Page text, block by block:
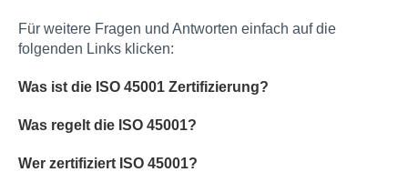
Für weitere Fragen und Antworten einfach auf die
folgenden Links klicken:
Was ist die ISO 45001 Zertifizierung?
Was regelt die ISO 45001?
Wer zertifiziert ISO 45001?